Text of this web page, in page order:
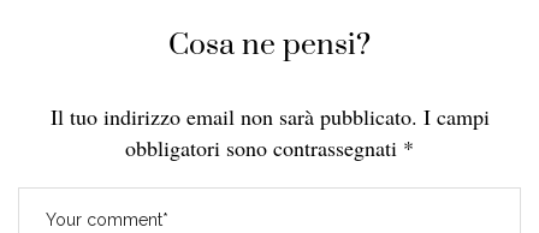
Cosa ne pensi?
Il tuo indirizzo email non sarà pubblicato. I campi
obbligatori sono contrassegnati *